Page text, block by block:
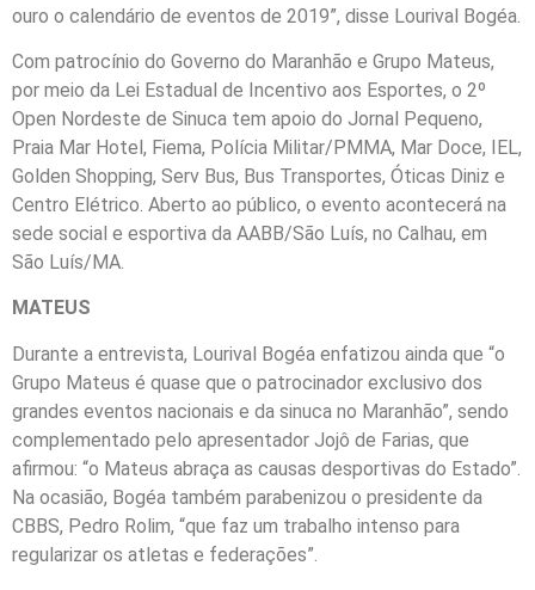
ouro o calendário de eventos de 2019”, disse Lourival Bogéa.
Com patrocínio do Governo do Maranhão e Grupo Mateus,
por meio da Lei Estadual de Incentivo aos Esportes, o 2º
Open Nordeste de Sinuca tem apoio do Jornal Pequeno,
Praia Mar Hotel, Fiema, Polícia Militar/PMMA, Mar Doce, IEL,
Golden Shopping, Serv Bus, Bus Transportes, Óticas Diniz e
Centro Elétrico. Aberto ao público, o evento acontecerá na
sede social e esportiva da AABB/São Luís, no Calhau, em
São Luís/MA.
MATEUS
Durante a entrevista, Lourival Bogéa enfatizou ainda que “o
Grupo Mateus é quase que o patrocinador exclusivo dos
grandes eventos nacionais e da sinuca no Maranhão”, sendo
complementado pelo apresentador Jojô de Farias, que
afirmou: “o Mateus abraça as causas desportivas do Estado”.
Na ocasião, Bogéa também parabenizou o presidente da
CBBS, Pedro Rolim, “que faz um trabalho intenso para
regularizar os atletas e federações”.